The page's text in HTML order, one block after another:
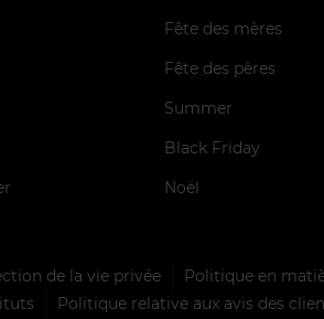
Fête des mères
Fête des pères
Summer
Black Friday
Noël
de la vie privée Politique en
Politique relative aux avis des